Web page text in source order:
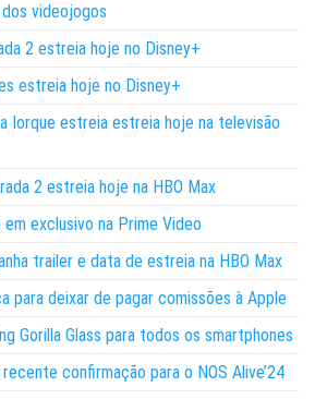
videojogos
2 estreia hoje no Disney+
estreia hoje no Disney+
Iorque estreia estreia hoje na televisão
2 estreia hoje na HBO Max
exclusivo na Prime Video
trailer e data de estreia na HBO Max
para deixar de pagar comissões à Apple
Gorilla Glass para todos os smartphones
confirmação para o NOS Alive’24